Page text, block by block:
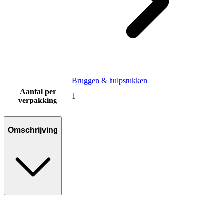
Bruggen & hulpstukken
Aantal per
verpakking
1
Omschrijving